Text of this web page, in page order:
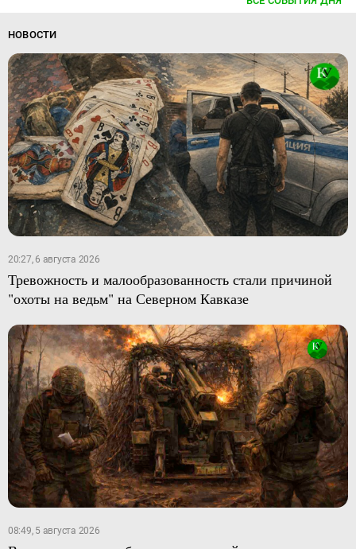
НОВОСТИ
20:27, 6 августа 2026
Тревожность и малообразованность стали причиной
"охоты на ведьм" на Северном Кавказе
08:49, 5 августа 2026